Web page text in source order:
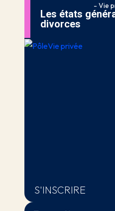
- Vie
Les états
divorces
S'INSCRIRE